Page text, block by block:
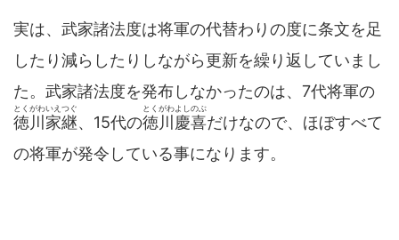
実は、武家諸法度は将軍の代替わりの度に条文を足
したり減らしたりしながら更新を繰り返していまし
た。武家諸法度を発布しなかったのは、7代将軍の
徳川家継
とくがわいえつぐ
、15代の徳川慶喜
とくがわよしのぶ
だけなので、ほぼすべて
の将軍が発令している事になります。